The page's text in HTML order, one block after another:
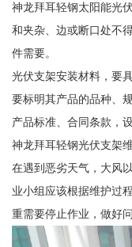
神龙拜耳轻钢太阳能光
和夹杂、边或断口处不
件需要。
光伏支架安装材料，要
要标明其产品的品种、
产品标准、合同条款，
神龙拜耳轻钢光伏支架
在遇到恶劣天气，大风
业小组应该根据维护过
重需要停止作业，做好问